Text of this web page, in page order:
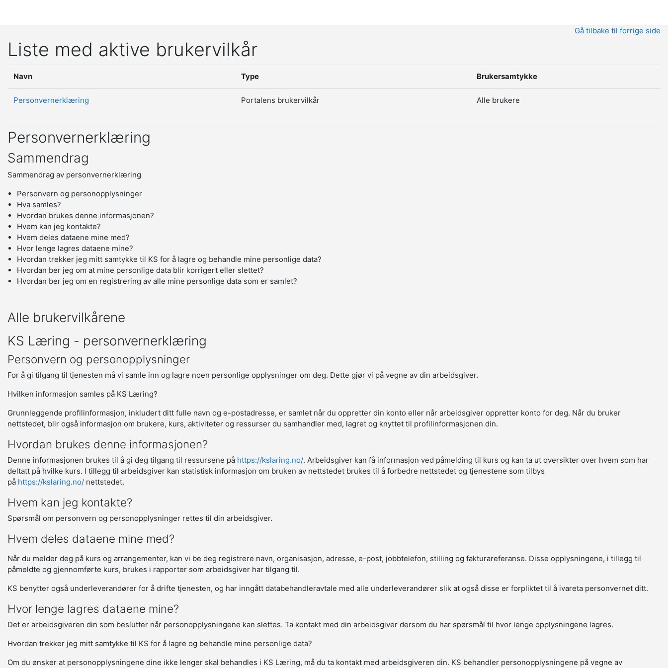
Gå tilbake til forrige side
Liste med aktive brukervilkår
Navn Type Brukersamtykke
Personvernerklæring Portalens brukervilkår Alle brukere
Personvernerklæring
Sammendrag
Sammendrag av personvernerklæring
Personvern og personopplysninger
Hva samles?
Hvordan brukes denne informasjonen?
Hvem kan jeg kontakte?
Hvem deles dataene mine med?
Hvor lenge lagres dataene mine?
Hvordan trekker jeg mitt samtykke til KS for å lagre og behandle mine personlige data?
Hvordan ber jeg om at mine personlige data blir korrigert eller slettet?
Hvordan ber jeg om en registrering av alle mine personlige data som er samlet?
Alle brukervilkårene
KS Læring - personvernerklæring
Personvern og personopplysninger
For å gi tilgang til tjenesten må vi samle inn og lagre noen personlige opplysninger om deg. Dette gjør vi på vegne av din arbeidsgiver.
Hvilken informasjon samles på KS Læring?
Grunnleggende profilinformasjon, inkludert ditt fulle navn og e-postadresse, er samlet når du oppretter din konto eller når arbeidsgiver oppretter konto for deg. Når du bruker
nettstedet, blir også informasjon om brukere, kurs, aktiviteter og ressurser du samhandler med, lagret og knyttet til profilinformasjonen din.
Hvordan brukes denne informasjonen?
Denne informasjonen brukes til å gi deg tilgang til ressursene på https://kslaring.no/. Arbeidsgiver kan få informasjon ved påmelding til kurs og kan ta ut oversikter over hvem som har
deltatt på hvilke kurs. I tillegg til arbeidsgiver kan statistisk informasjon om bruken av nettstedet brukes til å forbedre nettstedet og tjenestene som tilbys
på https://kslaring.no/ nettstedet.
Hvem kan jeg kontakte?
Spørsmål om personvern og personopplysninger rettes til din arbeidsgiver.
Hvem deles dataene mine med?
Når du melder deg på kurs og arrangementer, kan vi be deg registrere navn, organisasjon, adresse, e-post, jobbtelefon, stilling og fakturareferanse. Disse opplysningene, i tillegg til
påmeldte og gjennomførte kurs, brukes i rapporter som arbeidsgiver har tilgang til.
KS benytter også underleverandører for å drifte tjenesten, og har inngått databehandleravtale med alle underleverandører slik at også disse er forpliktet til å ivareta personvernet ditt.
Hvor lenge lagres dataene mine?
Det er arbeidsgiveren din som beslutter når personopplysningene kan slettes. Ta kontakt med din arbeidsgiver dersom du har spørsmål til hvor lenge opplysningene lagres.
Hvordan trekker jeg mitt samtykke til KS for å lagre og behandle mine personlige data?
Om du ønsker at personopplysningene dine ikke lenger skal behandles i KS Læring, må du ta kontakt med arbeidsgiveren din. KS behandler personopplysningene på vegne av